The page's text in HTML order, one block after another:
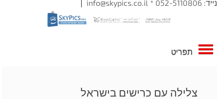
נייד: 052-5110806 * info@skypics.co.il
תפריט
צלילה עם כרישים בישראל